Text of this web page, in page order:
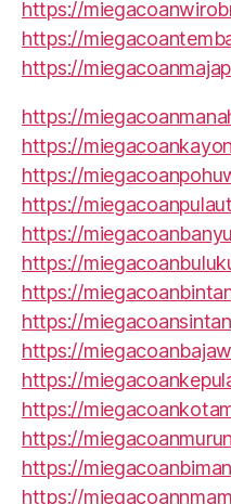
https://
https://
https://
https://
https://
https://
https://
https://
https://
https://
https://
https://
https://
https://
https://
https://
https://